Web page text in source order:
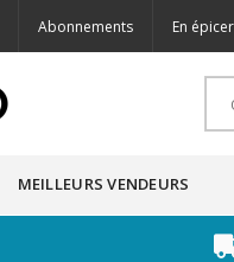
Abonnements En
MEILLEURS VENDEURS